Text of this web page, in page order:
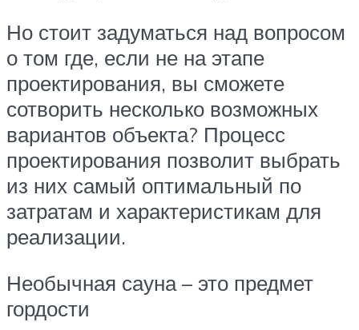
Но стоит задуматься над вопросом
о том где, если не на этапе
проектирования, вы сможете
сотворить несколько возможных
вариантов объекта? Процесс
проектирования позволит выбрать
из них самый оптимальный по
затратам и характеристикам для
реализации.
Необычная сауна – это предмет
гордости